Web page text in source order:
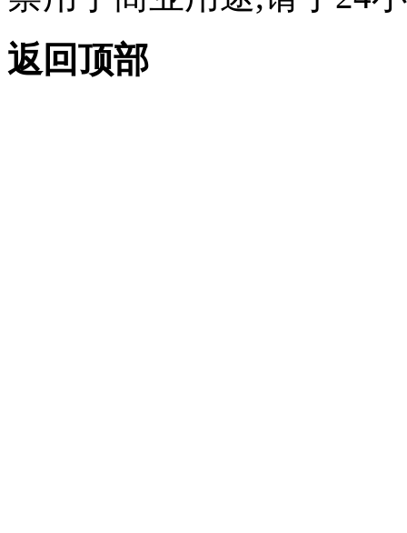
返回顶部